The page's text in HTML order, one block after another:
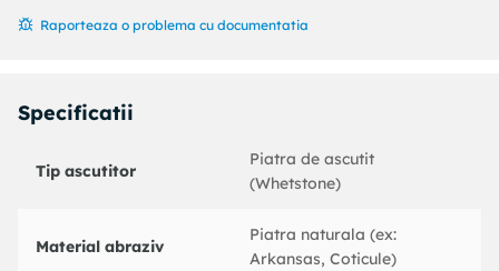
Raporteaza o problema cu documentatia
Specificatii
Tip ascutitor
Piatra de ascutit
(Whetstone)
Material abraziv
Piatra naturala (ex:
Arkansas, Coticule)